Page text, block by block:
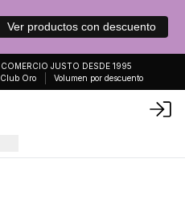
Ver productos con descuento
JUSTO DESDE 1995
Club Oro Volumen por descuento